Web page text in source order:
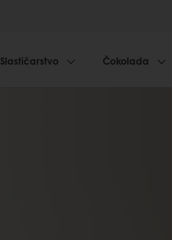
Slastičarstvo Čokolada